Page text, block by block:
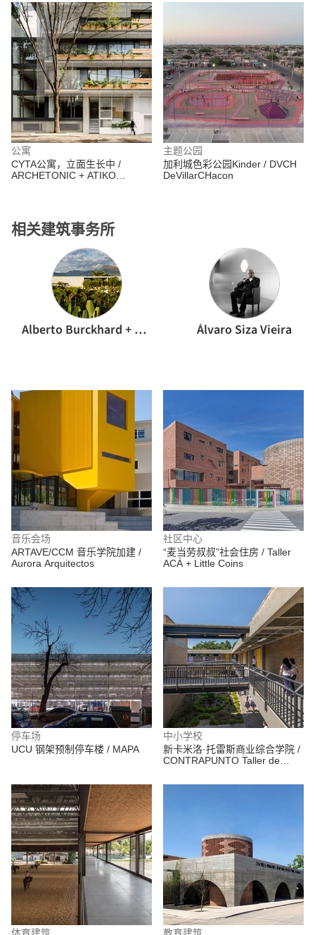
公寓
CYTA公寓，立面生长中 /
ARCHETONIC + ATIKO
相关建筑事务所
Alberto Burckhard + Carolina Echeverri Álvaro Siza Vieira
主题公园
加利城色彩公园Kinder / DVCH
DeVillarCHacon
音乐会场
ARTAVE/CCM 音乐学院加建 /
Aurora Arquitectos
社区中心
“麦当劳叔叔”社会住房 / Taller
ACÁ + Little Coins
停车场
UCU 钢架预制停车楼 / MAPA
中小学校
新卡米洛·托雷斯商业综合学院 /
CONTRAPUNTO Taller de